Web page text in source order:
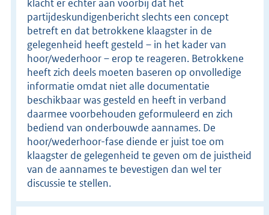
klacht er echter aan voorbij dat het
partijdeskundigenbericht slechts een concept
betreft en dat betrokkene klaagster in de
gelegenheid heeft gesteld – in het kader van
hoor/wederhoor – erop te reageren. Betrokkene
heeft zich deels moeten baseren op onvolledige
informatie omdat niet alle documentatie
beschikbaar was gesteld en heeft in verband
daarmee voorbehouden geformuleerd en zich
bediend van onderbouwde aannames. De
hoor/wederhoor-fase diende er juist toe om
klaagster de gelegenheid te geven om de juistheid
van de aannames te bevestigen dan wel ter
discussie te stellen.